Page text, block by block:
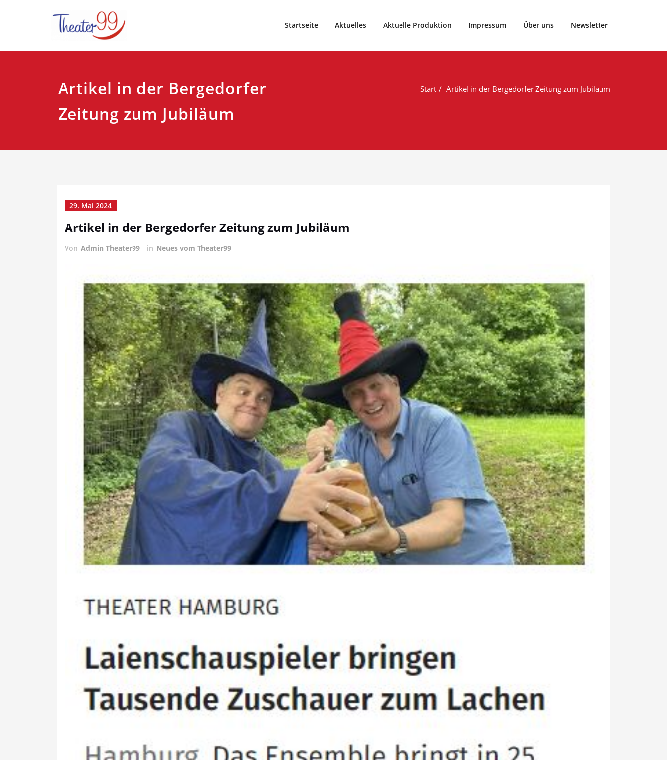
Startseite Aktuelles Aktuelle Produktion Impressum Über uns Newsletter
Artikel in der Bergedorfer
Zeitung zum Jubiläum
Start Artikel in der Bergedorfer Zeitung zum Jubiläum
29. Mai 2024
Artikel in der Bergedorfer Zeitung zum Jubiläum
Von Admin Theater99 in Neues vom Theater99